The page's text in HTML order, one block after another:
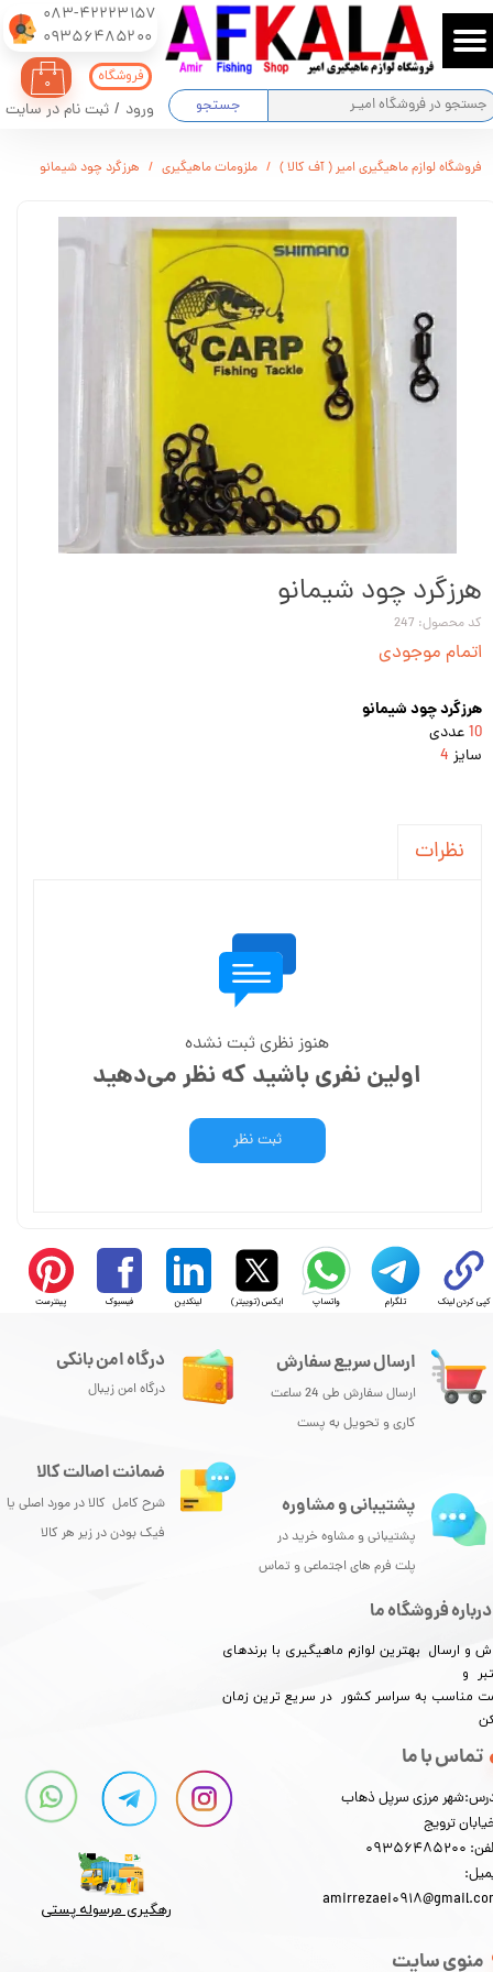
083-42223157
​​​​​​​09356485200
جستجو
۰
ورود / ثبت نام در سایت
حساب کاربری من
تغییر گذر واژه
فروشگاه
فروشگاه لوازم ماهیگیری امیر ( آف کالا ) ملزومات ماهیگیری هرزگرد چود شیمانو
هرزگرد چود شیمانو
کد محصول: 247
اتمام موجودی
هرزگرد چود شیمانو
10عددی
سایز 4
نظرات
هنوز نظری ثبت نشده
اولین نفری باشید که نظر می‌دهید
ثبت نظر
کپی کردن لینک تلگرام واتساپ ایکس (توییتر) لینکدین فیسبوک پینترست
ارسال سریع سفارش
ارسال سفارش طی 24 ساعت
کاری و تحویل به پست
درباره فروشگاه ما
و ارسال بهترین لوازم ماهیگیری با برندهای
و
مناسب به سراسر کشور در سریع ترین زمان
منوی سایت
تماس با ما
مرزی سرپل ذهاب
ترویج
درگاه امن بانکی
درگاه امن زیبال
پشتیبانی و مشاوره
پشتیبانی و مشاوه خرید در
پلت فرم های اجتماعی و تماس
ضمانت اصالت کالا
شرح کامل کالا در مورد اصلی یا
فیک بودن در زیر هر کالا
رهگیری مرسوله پستی​​​​​​​